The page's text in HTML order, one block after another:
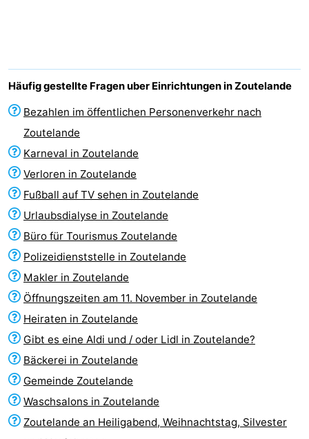
Duinoord
-
Duinweg
-
Kurhaus
Residentie
Soutelande
Campingplätze
Ferienhäuser
-
De
Zandput
-
Duinzicht
-
Joossesweg
-
Kustlicht
-
Meerpaal
-
Strandcamping
-
Häufig gestellte Fragen uber Einrichtungen in Zoutelande
Bezahlen im öffentlichen Personenverkehr nach
Zoutelande
Karneval in Zoutelande
Verloren in Zoutelande
Fußball auf TV sehen in Zoutelande
Urlaubsdialyse in Zoutelande
Büro für Tourismus Zoutelande
Polizeidienststelle in Zoutelande
Makler in Zoutelande
Öffnungszeiten am 11. November in Zoutelande
Heiraten in Zoutelande
Gibt es eine Aldi und / oder Lidl in Zoutelande?
Bäckerei in Zoutelande
Gemeinde Zoutelande
Waschsalons in Zoutelande
Zoutelande an Heiligabend, Weihnachtstag, Silvester